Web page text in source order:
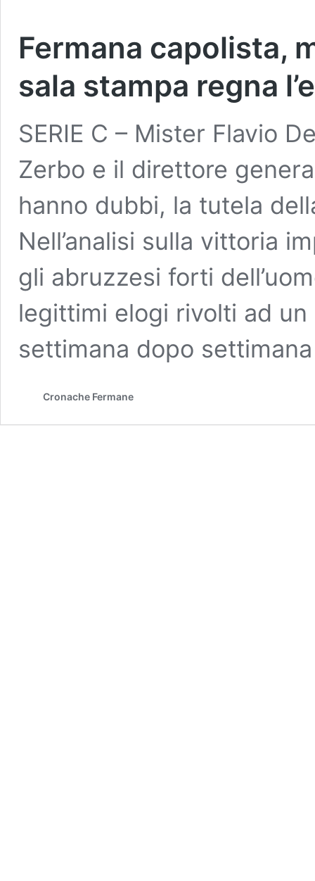
Fermana capolista,
sala stampa regna
SERIE C – Mister Flavio
Zerbo e il direttore
hanno dubbi, la tutela
Nell’analisi sulla vittoria
gli abruzzesi forti
legittimi elogi rivolti ad
settimana dopo
Cronache Fermane